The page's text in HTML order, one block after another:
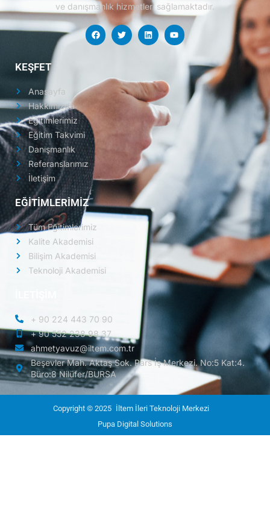
ve danışmanlık hizmetleri sağlamaktadır.
KEŞFET
Anasayfa
Hakkımızda
Eğitimlerimiz
Eğitim Takvimi
Danışmanlık
Referanslarımız
İletişim
EĞİTİMLERİMİZ
Tüm Eğitimlerimiz
Kalite Akademisi
Bilişim Akademisi
Teknoloji Akademisi
+ 90 224 443 70 90
+ 90 552 238 98 37
ahmetyavuz@iltem.com.tr
Beşevler Mah. Aktaş Sok. Pars İş Merkezi. No:5 Kat:4.
Büro:8 Nilüfer/BURSA
Copyright © 2025 İltem İleri Teknoloji Merkezi
Pupa Digital Solutions